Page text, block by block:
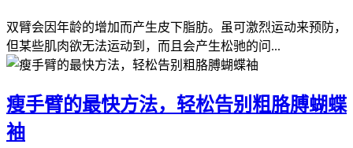
双臂会因年龄的增加而产生皮下脂肪。虽可激烈运动来预防，
但某些肌肉欲无法运动到，而且会产生松驰的问...
瘦手臂的最快方法，轻松告别粗胳膊蝴蝶
袖